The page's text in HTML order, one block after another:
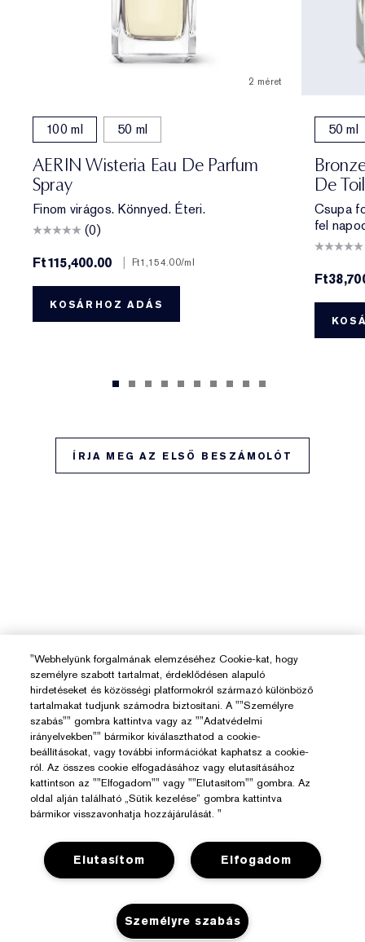
2 méret
100 ml 50 ml
AERIN Wisteria Eau De Parfum
Spray
Finom virágos. Könnyed. Éteri.
(0)
Ft115,400.00
| Ft1,154.00/ml
KOSÁRHOZ ADÁS
50 ml
De
Csupa
fel
ÍRJA MEG AZ ELSŐ BESZÁMOLÓT
Segítségre Van Szükséged?
"Webhelyünk forgalmának elemzéséhez Cookie-kat, hogy
személyre szabott tartalmat, érdeklődésen alapuló
hirdetéseket és közösségi platformokról származó különböző
tartalmakat tudjunk számodra biztosítani. A ""Személyre
szabás"" gombra kattintva vagy az ""Adatvédelmi
irányelvekben"" bármikor kiválaszthatod a cookie-
beállításokat, vagy további információkat kaphatsz a cookie-
ról. Az összes cookie elfogadásához vagy elutasításához
kattintson az ""Elfogadom"" vagy ""Elutasítom"" gombra. Az
oldal alján található „Sütik kezelése” gombra kattintva
bármikor visszavonhatja hozzájárulását. "
Elfogadom
Elutasítom
Személyre szabás